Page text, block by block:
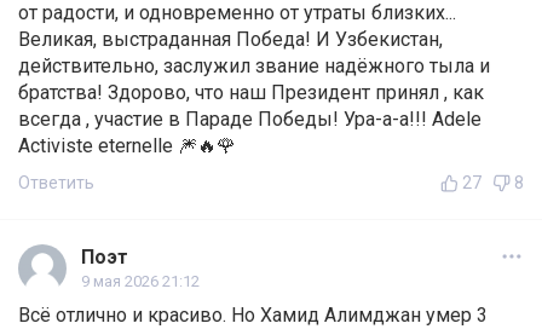
от радости, и одновременно от утраты близких...
Великая, выстраданная Победа! И Узбекистан,
действительно, заслужил звание надёжного тыла и
братства! Здорово, что наш Президент принял , как
всегда , участие в Параде Победы! Ура-а-а!!! Adele
Activiste eternelle 🎆🔥🌹
Ответить 27 8
Поэт
9 мая 2026 21:12
Всё отлично и красиво. Но Хамид Алимджан умер 3